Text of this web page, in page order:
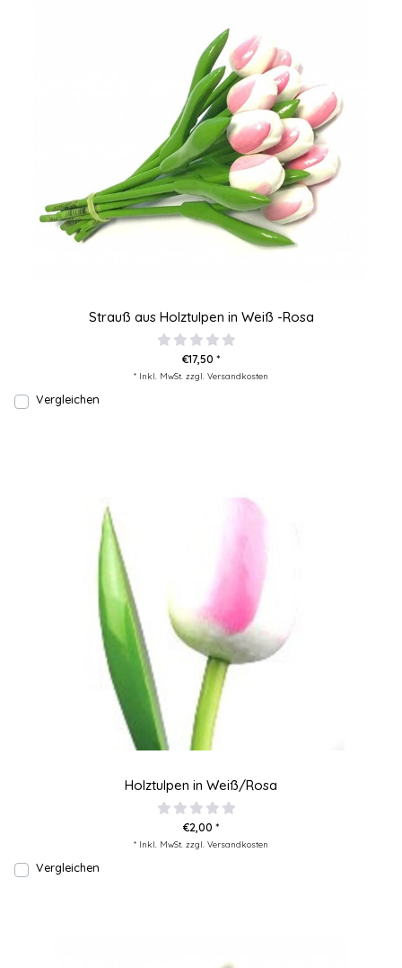
Strauß aus Holztulpen in Weiß -Rosa
€17,50 *
* Inkl. MwSt. zzgl. Versandkosten
Vergleichen
Holztulpen in Weiß/Rosa
€2,00 *
* Inkl. MwSt. zzgl. Versandkosten
Vergleichen